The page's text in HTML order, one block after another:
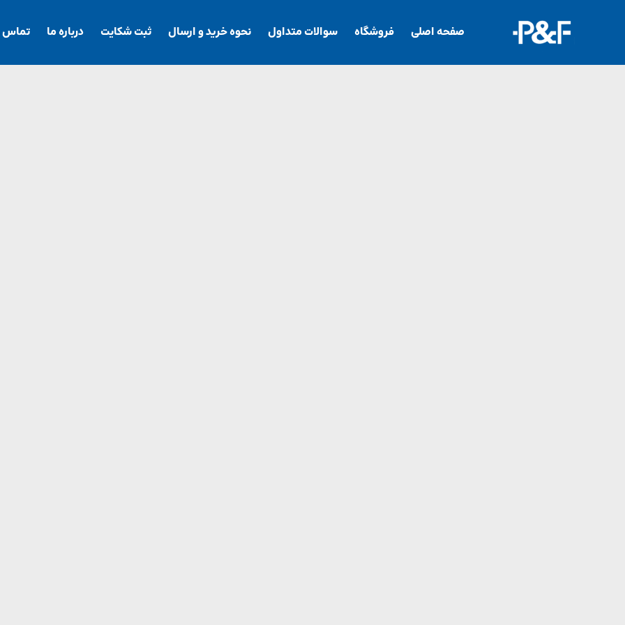
صفحه اصلی فروشگاه سوالات متداول نحوه خرید و ارسال ثبت شکایت درباره ما تماس